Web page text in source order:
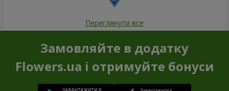
Переглянути все
Замовляйте в додатку
Flowers.ua і отримуйте бонуси